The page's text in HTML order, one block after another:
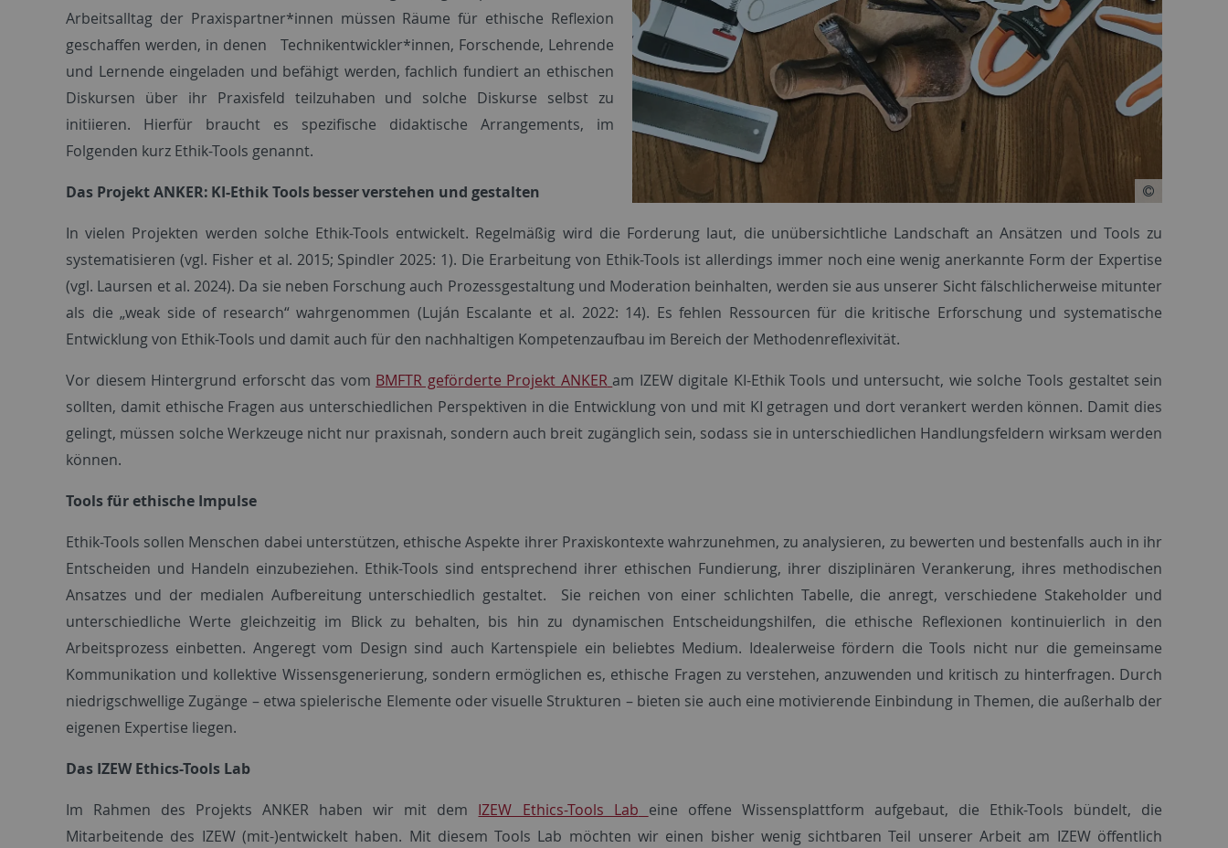
Arbeitsalltag der Praxispartner*innen müssen Räume für ethische Reflexion
geschaffen werden, in denen Technikentwickler*innen, Forschende, Lehrende
und Lernende eingeladen und befähigt werden, fachlich fundiert an ethischen
Diskursen über ihr Praxisfeld teilzuhaben und solche Diskurse selbst zu
initiieren. Hierfür braucht es spezifische didaktische Arrangements, im
Folgenden kurz Ethik-Tools genannt.
Das Projekt ANKER: KI-Ethik Tools besser verstehen und gestalten
In vielen Projekten werden solche Ethik-Tools entwickelt. Regelmäßig wird die Forderung laut, die unübersichtliche Landschaft an Ansätzen und Tools zu
systematisieren (vgl. Fisher et al. 2015; Spindler 2025: 1). Die Erarbeitung von Ethik-Tools ist allerdings immer noch eine wenig anerkannte Form der Expertise
(vgl. Laursen et al. 2024). Da sie neben Forschung auch Prozessgestaltung und Moderation beinhalten, werden sie aus unserer Sicht fälschlicherweise mitunter
als die „weak side of research“ wahrgenommen (Luján Escalante et al. 2022: 14). Es fehlen Ressourcen für die kritische Erforschung und systematische
Entwicklung von Ethik-Tools und damit auch für den nachhaltigen Kompetenzaufbau im Bereich der Methodenreflexivität.
Vor diesem Hintergrund erforscht das vom BMFTR geförderte Projekt ANKER am IZEW digitale KI-Ethik Tools und untersucht, wie solche Tools gestaltet sein
sollten, damit ethische Fragen aus unterschiedlichen Perspektiven in die Entwicklung von und mit KI getragen und dort verankert werden können. Damit dies
gelingt, müssen solche Werkzeuge nicht nur praxisnah, sondern auch breit zugänglich sein, sodass sie in unterschiedlichen Handlungsfeldern wirksam werden
können.
Tools für ethische Impulse
Ethik-Tools sollen Menschen dabei unterstützen, ethische Aspekte ihrer Praxiskontexte wahrzunehmen, zu analysieren, zu bewerten und bestenfalls auch in ihr
Entscheiden und Handeln einzubeziehen. Ethik-Tools sind entsprechend ihrer ethischen Fundierung, ihrer disziplinären Verankerung, ihres methodischen
Ansatzes und der medialen Aufbereitung unterschiedlich gestaltet. Sie reichen von einer schlichten Tabelle, die anregt, verschiedene Stakeholder und
unterschiedliche Werte gleichzeitig im Blick zu behalten, bis hin zu dynamischen Entscheidungshilfen, die ethische Reflexionen kontinuierlich in den
Arbeitsprozess einbetten. Angeregt vom Design sind auch Kartenspiele ein beliebtes Medium. Idealerweise fördern die Tools nicht nur die gemeinsame
Kommunikation und kollektive Wissensgenerierung, sondern ermöglichen es, ethische Fragen zu verstehen, anzuwenden und kritisch zu hinterfragen. Durch
niedrigschwellige Zugänge – etwa spielerische Elemente oder visuelle Strukturen – bieten sie auch eine motivierende Einbindung in Themen, die außerhalb der
eigenen Expertise liegen.
Das IZEW Ethics-Tools Lab
Im Rahmen des Projekts ANKER haben wir mit dem IZEW Ethics-Tools Lab eine offene Wissensplattform aufgebaut, die Ethik-Tools bündelt, die
Mitarbeitende des IZEW (mit-)entwickelt haben. Mit diesem Tools Lab möchten wir einen bisher wenig sichtbaren Teil unserer Arbeit am IZEW öffentlich